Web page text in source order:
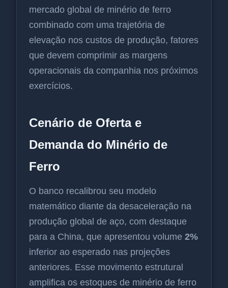
mercado global de minério de ferro
combinado com uma trajetória de
elevação nos custos de produção, fatores
que devem comprimir as margens
operacionais da companhia nos próximos
exercícios.
Cenário de Oferta e
Demanda do Minério de
Ferro
O banco recalibrou seu modelo
matemático diante da desaceleração na
produção global de aço, com destaque
para a China, que apresentou volume 2%
inferior ao esperado nas projeções
anteriores. Esse movimento estrutural
amplifica os estoques de minério de ferro